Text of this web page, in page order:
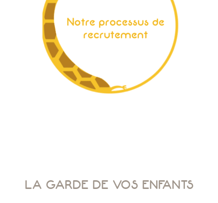
LA GARDE DE VOS ENFANTS